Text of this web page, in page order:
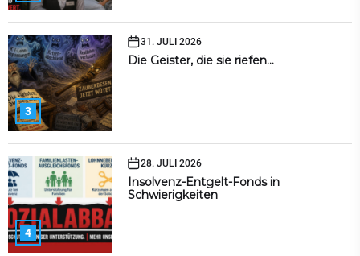
3
31. JULI 2026
Die Geister, die sie riefen…
4
28. JULI 2026
Insolvenz-Entgelt-Fonds in
Schwierigkeiten